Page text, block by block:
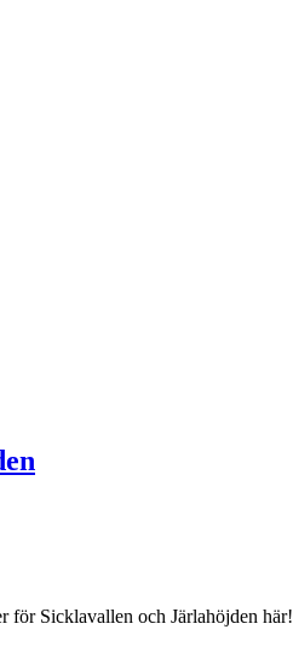
för Sicklavallen och Järlahöjden här!